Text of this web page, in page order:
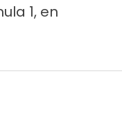
1, en